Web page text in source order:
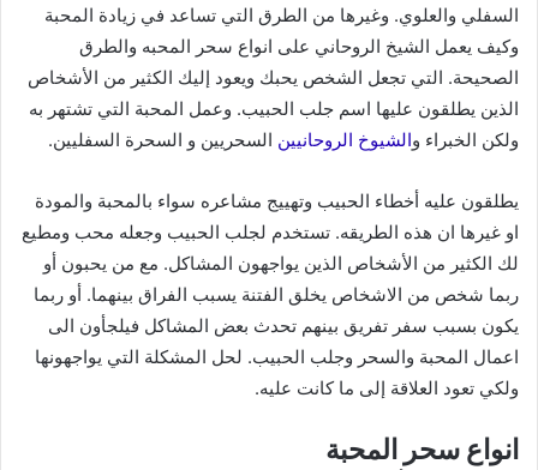
السفلي والعلوي. وغيرها من الطرق التي تساعد في زيادة المحبة
وكيف يعمل الشيخ الروحاني على انواع سحر المحبه والطرق
الصحيحة. التي تجعل الشخص يحبك ويعود إليك الكثير من الأشخاص
الذين يطلقون عليها اسم جلب الحبيب. وعمل المحبة التي تشتهر به
ولكن الخبراء والشيوخ الروحانيين السحريين و السحرة السفليين.
يطلقون عليه أخطاء الحبيب وتهييج مشاعره سواء بالمحبة والمودة
او غيرها ان هذه الطريقه. تستخدم لجلب الحبيب وجعله محب ومطيع
لك الكثير من الأشخاص الذين يواجهون المشاكل. مع من يحبون أو
ربما شخص من الاشخاص يخلق الفتنة يسبب الفراق بينهما. أو ربما
يكون بسبب سفر تفريق بينهم تحدث بعض المشاكل فيلجأون الى
اعمال المحبة والسحر وجلب الحبيب. لحل المشكلة التي يواجهونها
ولكي تعود العلاقة إلى ما كانت عليه.
انواع سحر المحبة